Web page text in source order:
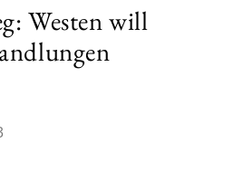
Westen will